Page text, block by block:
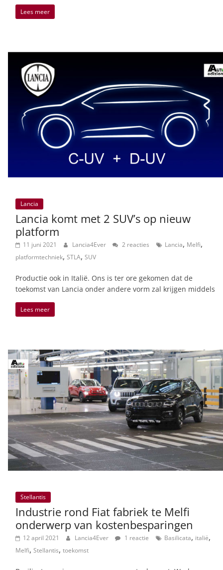
Lees meer
Lancia
Lancia komt met 2 SUV’s op nieuw
platform
11 juni 2021 Lancia4Ever 2 reacties Lancia, Melfi,
platformtechniek, STLA, SUV
Productie ook in Italië. Ons is ter ore gekomen dat de
toekomst van Lancia onder andere vorm zal krijgen middels
Lees meer
Stellantis
Industrie rond Fiat fabriek te Melfi
onderwerp van kostenbesparingen
12 april 2021 Lancia4Ever 1 reactie Basilicata, italië,
Melfi, Stellantis, toekomst